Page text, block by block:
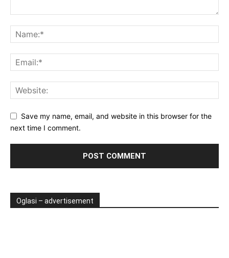
Save my name, email, and website in this browser for the
next time I comment.
Oglasi – advertisement